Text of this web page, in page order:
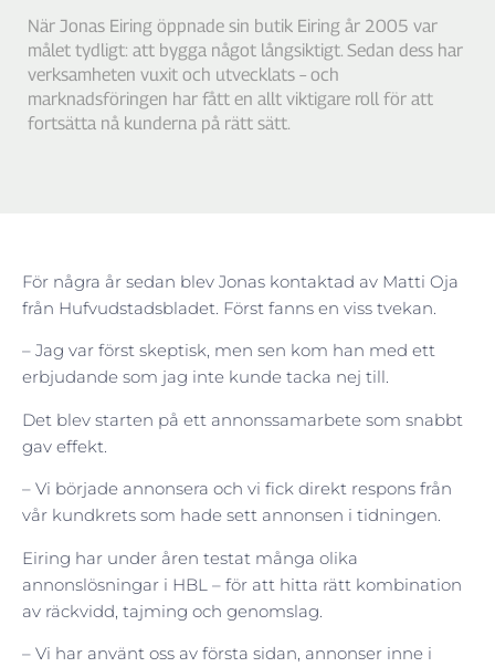
När Jonas Eiring öppnade sin butik Eiring år 2005 var
målet tydligt: att bygga något långsiktigt. Sedan dess har
verksamheten vuxit och utvecklats – och
marknadsföringen har fått en allt viktigare roll för att
fortsätta nå kunderna på rätt sätt.
För några år sedan blev Jonas kontaktad av Matti Oja
från Hufvudstadsbladet. Först fanns en viss tvekan.
– Jag var först skeptisk, men sen kom han med ett
erbjudande som jag inte kunde tacka nej till.
Det blev starten på ett annonssamarbete som snabbt
gav effekt.
– Vi började annonsera och vi fick direkt respons från
vår kundkrets som hade sett annonsen i tidningen.
Eiring har under åren testat många olika
annonslösningar i HBL – för att hitta rätt kombination
av räckvidd, tajming och genomslag.
– Vi har använt oss av första sidan, annonser inne i